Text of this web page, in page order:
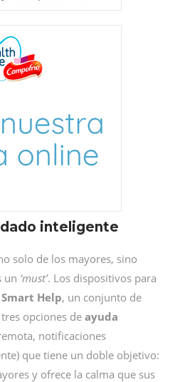
inteligente
solo de los mayores, sino
un ‘must’. Los dispositivos para
Smart Help, un conjunto de
opciones de ayuda
notificaciones
que tiene un doble objetivo:
y ofrece la calma que sus